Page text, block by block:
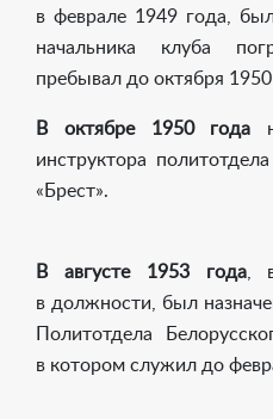
в феврале 1949 года,
начальника клуба
пребывал до октября
В октябре 1950 года
инструктора
«Брест».
В августе 1953 года,
в должности, был
Политотдела
в котором служил до